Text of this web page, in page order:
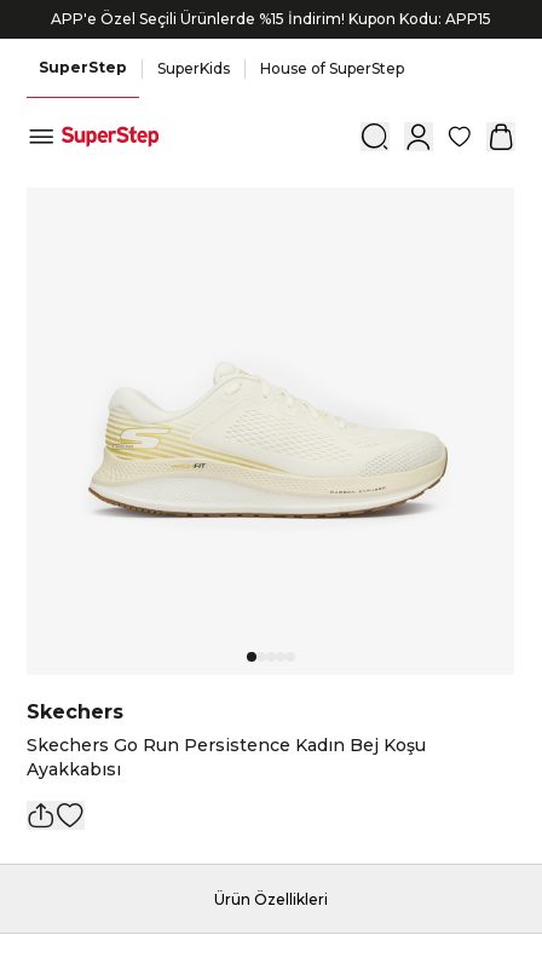
APP'e Özel Seçili Ürünlerde %15 İndirim! Kupon Kodu: APP15
SuperStep SuperKids House of SuperStep
0
Skechers
Skechers Go Run Persistence Kadın Bej Koşu
Ayakkabısı
Ürün Özellikleri